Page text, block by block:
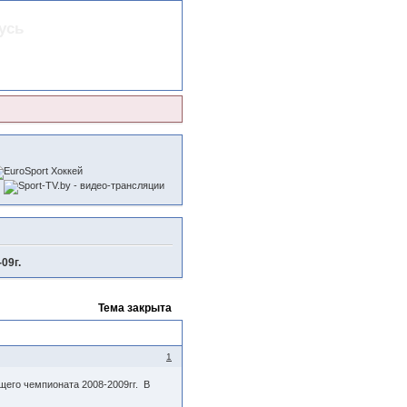
Тема закрыта
1
чемпионата 2008-2009гг. В